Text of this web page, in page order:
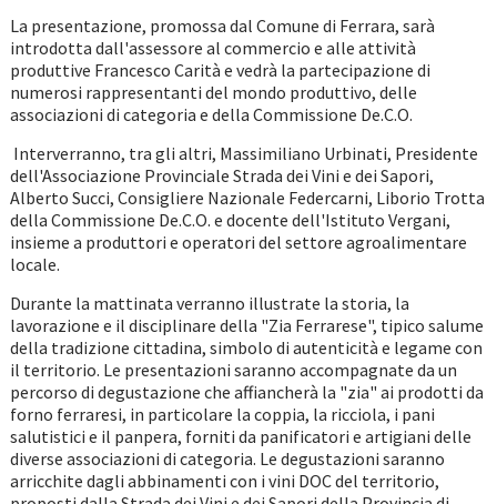
La presentazione, promossa dal Comune di Ferrara, sarà
introdotta dall'assessore al commercio e alle attività
produttive Francesco Carità e vedrà la partecipazione di
numerosi rappresentanti del mondo produttivo, delle
associazioni di categoria e della Commissione De.C.O.
Interverranno, tra gli altri, Massimiliano Urbinati, Presidente
dell'Associazione Provinciale Strada dei Vini e dei Sapori,
Alberto Succi, Consigliere Nazionale Federcarni, Liborio Trotta
della Commissione De.C.O. e docente dell'Istituto Vergani,
insieme a produttori e operatori del settore agroalimentare
locale.
Durante la mattinata verranno illustrate la storia, la
lavorazione e il disciplinare della "Zia Ferrarese", tipico salume
della tradizione cittadina, simbolo di autenticità e legame con
il territorio. Le presentazioni saranno accompagnate da un
percorso di degustazione che affiancherà la "zia" ai prodotti da
forno ferraresi, in particolare la coppia, la ricciola, i pani
salutistici e il panpera, forniti da panificatori e artigiani delle
diverse associazioni di categoria. Le degustazioni saranno
arricchite dagli abbinamenti con i vini DOC del territorio,